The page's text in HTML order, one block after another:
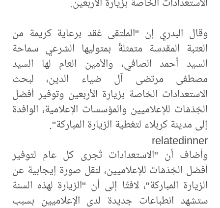
وقال البدري إن "الملتقى عُقد برعاية كريمة من
العتبة المقدسة متمثلةً بمتوليها الشرعي سماحة
السيد أحمد الصافي، والأمين العام لها السيد
مصطفى مرتضى آل ضياء الدين، لبحث
الاستعدادات الخاصة بزيارة الأربعين وتوفير أفضل
الخِدْمَات للإعلاميين والمؤسسات الإعلامية، الوافدة
إلى مدينة كربلاء لتغطية الزيارة المباركة".
relatedinner
وأضاف أن "الاستعدادات تُجرى كل عام لتوفير
أفضل الخِدْمَات للإعلاميين، لنقل صورة إيجابية عن
الزيارة المباركة"، لافتًا إلى أن "الزيارة لهذه السنة
ستشهد انطباعات جديدة لدى الإعلاميين بسبب